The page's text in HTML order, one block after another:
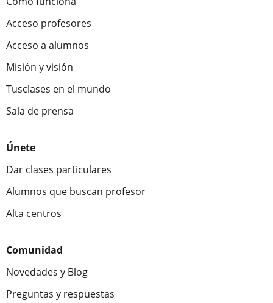
Acceso profesores
Acceso a alumnos
Misión y visión
Tusclases en el mundo
Sala de prensa
Únete
Dar clases particulares
Alumnos que buscan profesor
Alta centros
Comunidad
Novedades y Blog
Preguntas y respuestas